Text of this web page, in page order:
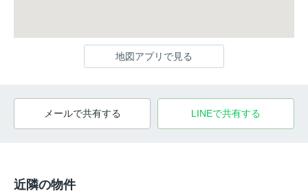
地図アプリで見る
メールで共有する LINEで共有する
近隣の物件